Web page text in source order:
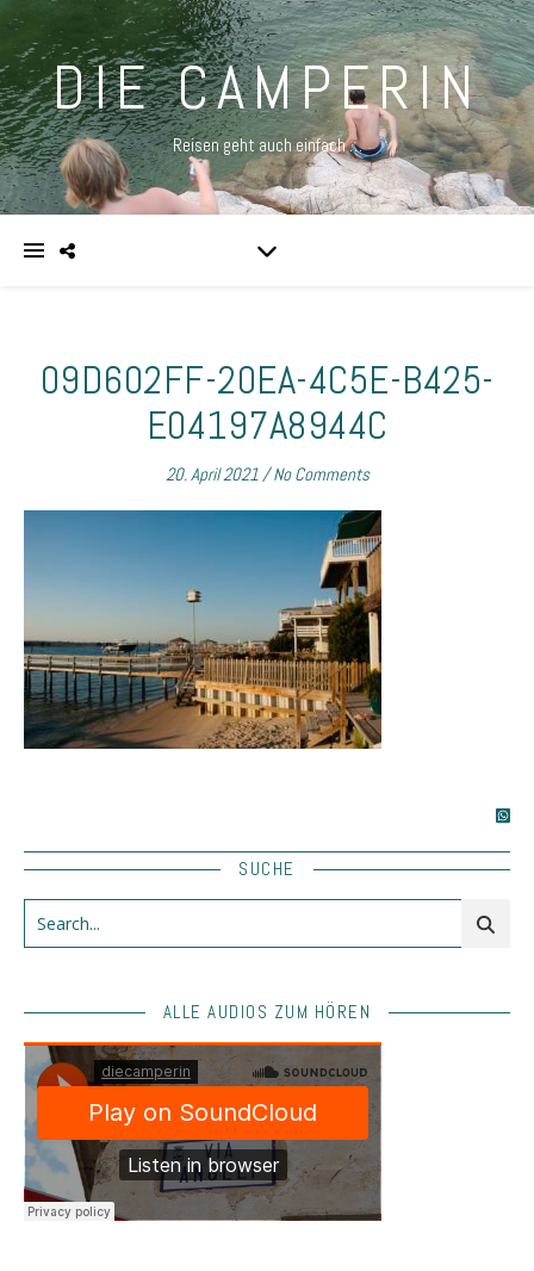
DIE CAMPERIN
Reisen geht auch einfach …
09D602FF-20EA-4C5E-B425-
E04197A8944C
20. April 2021/ No Comments
SUCHE
ALLE AUDIOS ZUM HÖREN